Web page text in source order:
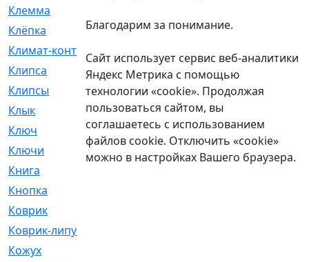
Клемма
Клёпка
[2]
Климат-контроль
Клипса
[21]
Клипсы
[321]
Клык
[4]
Ключ
[2]
Ключи
Книга
Кнопка
Коврик
Коврик-липучка
Кожух
Благодарим за понимание.
Сайт использует сервис веб-аналитики
Яндекс Метрика с помощью
технологии «cookie». Продолжая
пользоваться сайтом, вы
соглашаетесь с использованием
файлов cookie. Отключить «cookie»
можно в настройках Вашего браузера.